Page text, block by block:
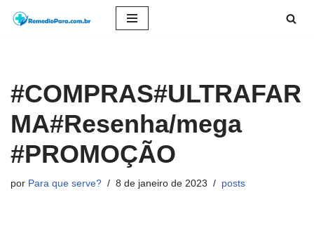
conteúdo
#COMPRAS#ULTRAFAR
MA#Resenha/mega
#PROMOÇÃO
por Para que serve? 8 de janeiro de 2023 posts